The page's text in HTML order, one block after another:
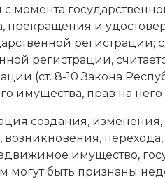
момента
прекращения и
регистрации,
(ст. 8-10 Закона
имущества, прав на него
создания,
имущество,
быть признаны